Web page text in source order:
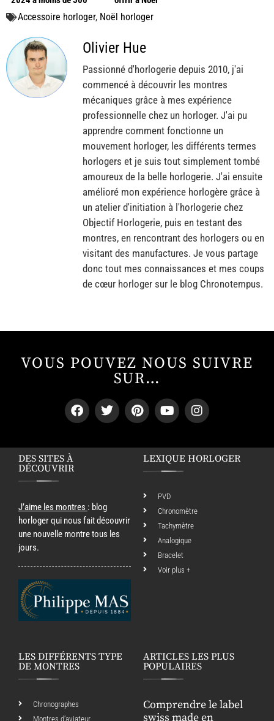
euros !
Accessoire horloger, Noël horloger
Olivier Hue
Passionné d'horlogerie depuis 2010, j'ai
commencé à découvrir les montres
mécaniques grâce à mes expérience
professionnelle chez un horloger. J'ai pu
apprendre comment fonctionne un
mouvement horloger, les différents termes
horlogers et je suis tout simplement tombé
amoureux de la belle horlogerie. J'ai ensuite
amélioré mon expérience horlogère grâce à
un atelier d'initiation à l'horlogerie chez
Objectif Horlogerie, puis en testant des
montres, en rencontrant des horlogers ou en
visitant des manufactures. Je vous partage
donc tout mes connaissances et mes coups
de cœur horloger sur le blog Chronotempus.
VOUS POUVEZ NOUS SUIVRE
SUR…
DES SITES À
DÉCOUVRIR
J’aime les montres : blog
horloger qui nous fait découvrir
une nouvelle montre tous les
jours.
LEXIQUE HORLOGER
PVD
Chronomètre
Tachymètre
Analogique
Bracelet
Voir plus +
LES DIFFÉRENTS TYPE
DE MONTRES
Chronographes
Montres d’aviateur
ARTICLES LES PLUS
POPULAIRES
Comprendre le label
swiss made en